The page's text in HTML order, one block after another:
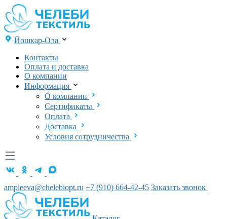
Йошкар-Ола
Контакты
Оплата и доставка
О компании
Информация
О компании
Сертификаты
Оплата
Доставка
Условия сотрудничества
ampleeva@chelebiopt.ru +7 (910) 664-42-45 Заказать звонок